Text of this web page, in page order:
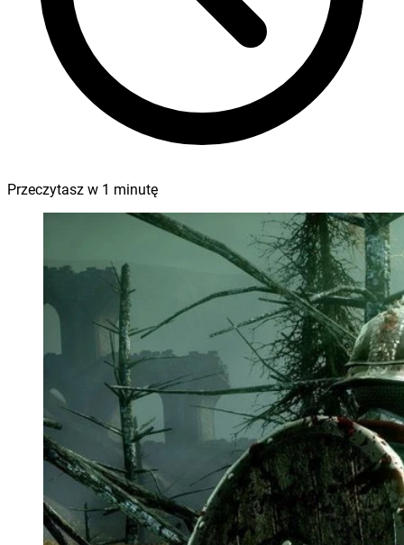
Przeczytasz w 1 minutę